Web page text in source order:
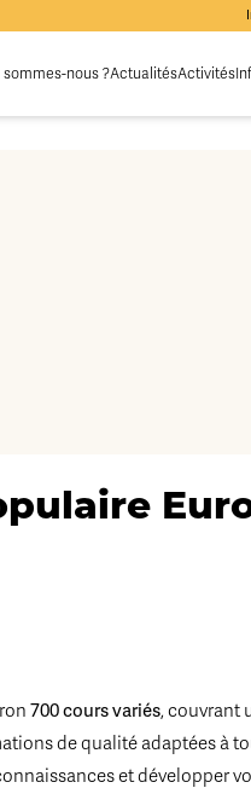
sommes-nous ?ActualitésActivités
700 cours variés, couvrant
de qualité adaptées à
et développer